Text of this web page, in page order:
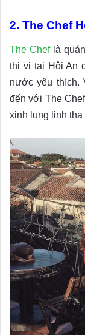
2. The Chef
The Cheflà
thi vị tại Hội An
nước yêu thích.
đến với The
xinh lung linh tha